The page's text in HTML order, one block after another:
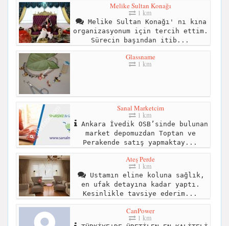
Melike Sultan Konağı
1 km
Melike Sultan Konağı' nı kına
organizasyonum için tercih ettim.
Sürecin başından itib...
Glassname
1 km
Sanal Marketcim
1 km
Ankara İvedik OSB’sinde bulunan
market depomuzdan Toptan ve
Perakende satış yapmaktay...
Ateş Perde
1 km
Ustamın eline koluna sağlık,
en ufak detayına kadar yaptı.
Kesinlikle tavsiye ederim...
CanPower
1 km